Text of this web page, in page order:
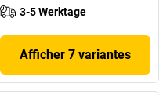
3-5 Werktage
Afficher 7 variantes